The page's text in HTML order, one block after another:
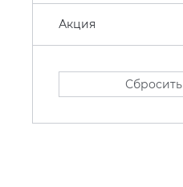
Акция
Сбросить